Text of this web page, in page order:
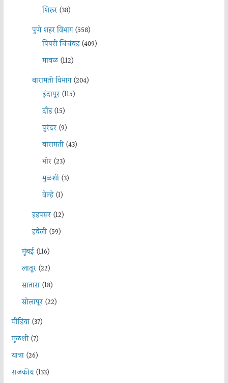
शिरूर(38)
पुणे शहर विभाग(558)
पिंपरी चिचंवड(409)
मावळ(112)
बारामती विभाग(204)
इंदापूर(115)
दौंड(15)
पुरंदर(9)
बारामती(43)
भोर(23)
मुळशी(3)
वेल्हे(1)
हडपसर(12)
हवेली(59)
मुंबई(116)
लातूर(22)
सातारा(18)
सोलापूर(22)
मीडिया(37)
मुळशी(7)
यात्रा(26)
राजकीय(133)